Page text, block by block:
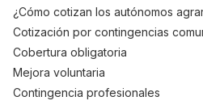
¿Cómo cotizan los autónomos
Cotización por contingencias
Cobertura obligatoria
Mejora voluntaria
Contingencia profesionales